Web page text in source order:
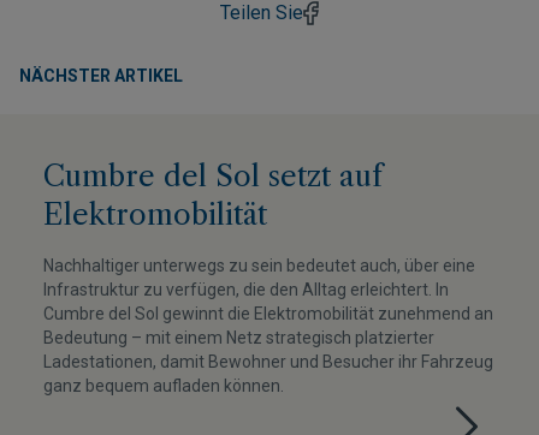
Teilen Sie
NÄCHSTER ARTIKEL
Cumbre del Sol setzt auf
Elektromobilität
Nachhaltiger unterwegs zu sein bedeutet auch, über eine
Infrastruktur zu verfügen, die den Alltag erleichtert. In
Cumbre del Sol gewinnt die Elektromobilität zunehmend an
Bedeutung – mit einem Netz strategisch platzierter
Ladestationen, damit Bewohner und Besucher ihr Fahrzeug
ganz bequem aufladen können.